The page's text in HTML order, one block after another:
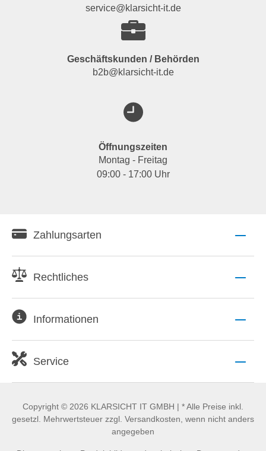
service@klarsicht-it.de
Geschäftskunden / Behörden
b2b@klarsicht-it.de
Öffnungszeiten
Montag - Freitag
09:00 - 17:00 Uhr
Zahlungsarten
Rechtliches
Informationen
Service
Copyright © 2026 KLARSICHT IT GMBH | * Alle Preise inkl.
gesetzl. Mehrwertsteuer zzgl. Versandkosten, wenn nicht anders
angegeben